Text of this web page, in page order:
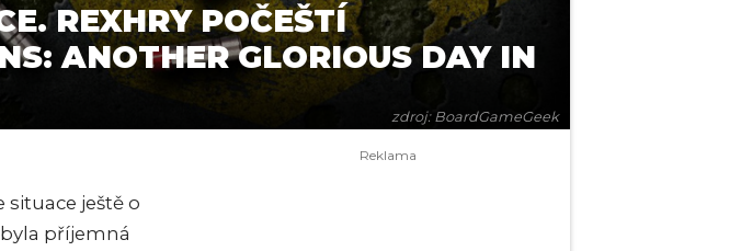
zdroj: BoardGameGeek
REXHRY POČEŠTÍ
ANOTHER GLORIOUS DAY IN
ještě o
příjemná